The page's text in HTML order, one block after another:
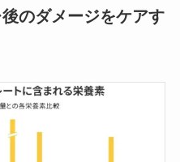
のダメージをケアす